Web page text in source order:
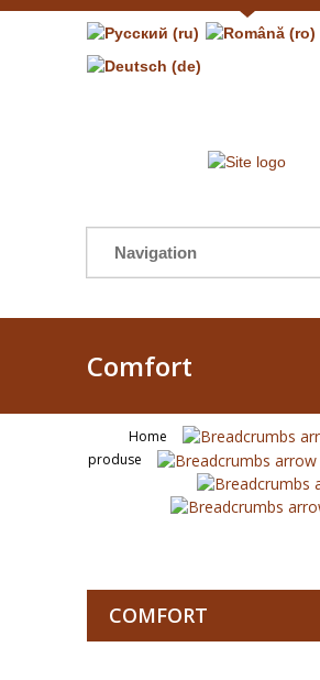
Comfort
Home
produse
COMFORT